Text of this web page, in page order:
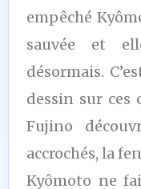
empêché
sauvée et
désormais.
dessin sur ces
Fujino
accrochés, la
Kyômoto ne